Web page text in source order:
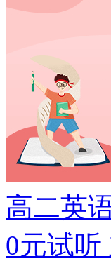
高二英
0元试听